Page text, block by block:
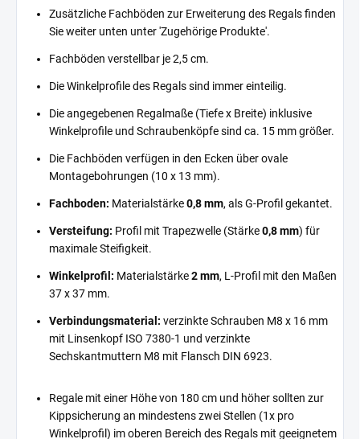
Zusätzliche Fachböden zur Erweiterung des Regals finden
Sie weiter unten unter 'Zugehörige Produkte'.
Fachböden verstellbar je 2,5 cm.
Die Winkelprofile des Regals sind immer einteilig.
Die angegebenen Regalmaße (Tiefe x Breite) inklusive
Winkelprofile und Schraubenköpfe sind ca. 15 mm größer.
Die Fachböden verfügen in den Ecken über ovale
Montagebohrungen (10 x 13 mm).
Fachboden: Materialstärke0,8 mm, als G-Profil gekantet.
Versteifung: Profil mit Trapezwelle (Stärke0,8 mm) für
maximale Steifigkeit.
Winkelprofil: Materialstärke2 mm, L-Profil mit den Maßen
37 x 37 mm.
Verbindungsmaterial: verzinkte Schrauben M8 x 16 mm
mit Linsenkopf ISO 7380-1 und verzinkte
Sechskantmuttern M8 mit Flansch DIN 6923.
Regale mit einer Höhe von 180 cm und höher sollten zur
Kippsicherung an mindestens zwei Stellen (1x pro
Winkelprofil) im oberen Bereich des Regals mit geeignetem